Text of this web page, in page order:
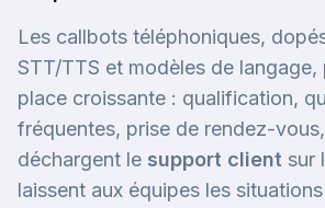
Les callbots téléphoniques,
STT/TTS et modèles de langage,
place croissante : qualification,
fréquentes, prise de rendez-
déchargent le support client sur
laissent aux équipes les